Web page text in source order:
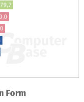
79,7
Form